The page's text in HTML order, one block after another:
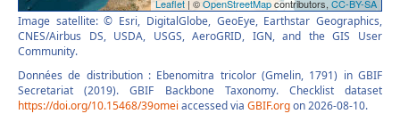
Image satellite: © Esri, DigitalGlobe, GeoEye, Earthstar Geographics,
CNES/Airbus DS, USDA, USGS, AeroGRID, IGN, and the GIS User
Community.
Données de distribution : Ebenomitra tricolor (Gmelin, 1791) in GBIF
Secretariat (2019). GBIF Backbone Taxonomy. Checklist dataset
https://doi.org/10.15468/39omei accessed via GBIF.orgon 2026-08-10.